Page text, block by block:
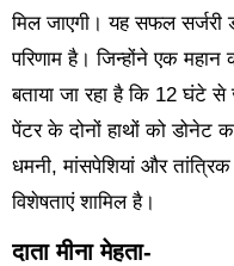
मिल जाएगी। यह सफल
परिणाम है। जिन्होंने एक
बताया जा रहा है कि 12 घंटे
पेंटर के दोनों हाथों को डोनेट
धमनी, मांसपेशियां और
विशेषताएं शामिल है।
दाता मीना मेहता-